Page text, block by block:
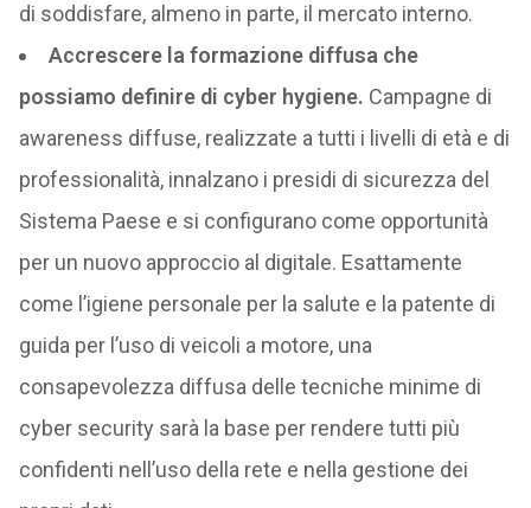
di soddisfare, almeno in parte, il mercato interno.
Accrescere la formazione diffusa che
possiamo definire di cyber hygiene. Campagne di
awareness diffuse, realizzate a tutti i livelli di età e di
professionalità, innalzano i presidi di sicurezza del
Sistema Paese e si configurano come opportunità
per un nuovo approccio al digitale. Esattamente
come l’igiene personale per la salute e la patente di
guida per l’uso di veicoli a motore, una
consapevolezza diffusa delle tecniche minime di
cyber security sarà la base per rendere tutti più
confidenti nell’uso della rete e nella gestione dei